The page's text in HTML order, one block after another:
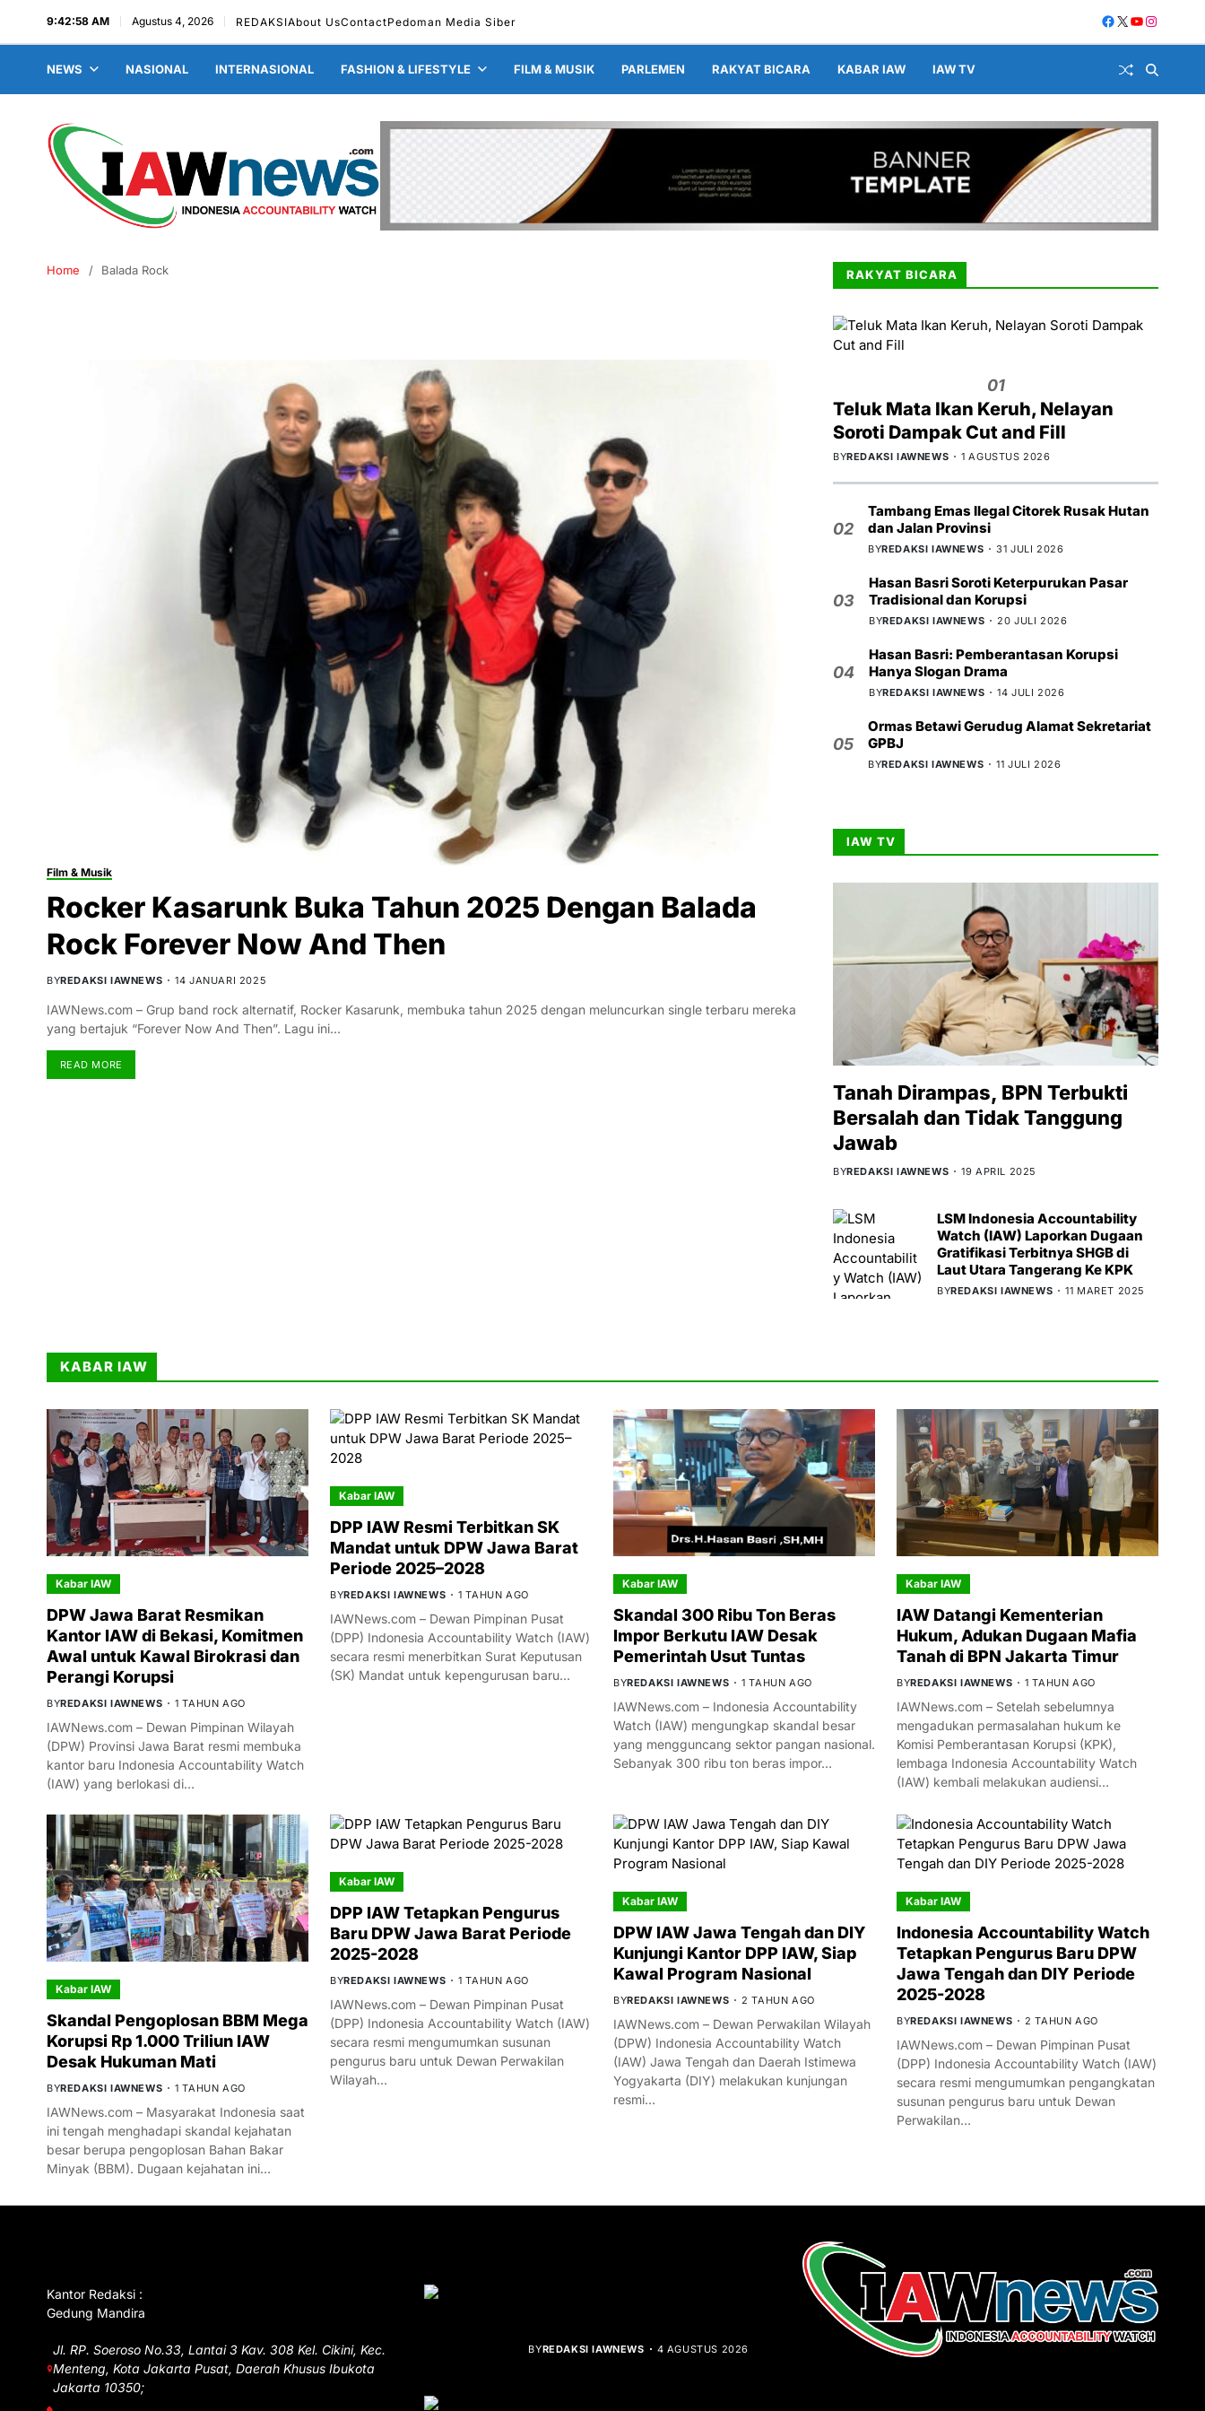
9:42:59 AM Agustus 4, 2026 REDAKSIAbout UsContactPedoman Media Siber
NEWS NASIONAL INTERNASIONAL FASHION & LIFESTYLE FILM & MUSIK PARLEMEN RAKYAT BICARA KABAR IAW IAW TV
Home Balada Rock
Film & Musik
Rocker Kasarunk Buka Tahun 2025 Dengan Balada
Rock Forever Now And Then
BYREDAKSI IAWNEWS 14 JANUARI 2025
IAWNews.com – Grup band rock alternatif, Rocker Kasarunk, membuka tahun 2025 dengan meluncurkan single terbaru mereka
yang bertajuk “Forever Now And Then”. Lagu ini…
READ MORE
RAKYAT BICARA
01
Teluk Mata Ikan Keruh, Nelayan
Soroti Dampak Cut and Fill
BYREDAKSI IAWNEWS 1 AGUSTUS 2026
02
Tambang Emas Ilegal Citorek Rusak Hutan
dan Jalan Provinsi
BYREDAKSI IAWNEWS 31 JULI 2026
03
Hasan Basri Soroti Keterpurukan Pasar
Tradisional dan Korupsi
BYREDAKSI IAWNEWS 20 JULI 2026
04
Hasan Basri: Pemberantasan Korupsi
Hanya Slogan Drama
BYREDAKSI IAWNEWS 14 JULI 2026
05
Ormas Betawi Gerudug Alamat Sekretariat
GPBJ
BYREDAKSI IAWNEWS 11 JULI 2026
IAW TV
Tanah Dirampas, BPN Terbukti
Bersalah dan Tidak Tanggung
Jawab
BYREDAKSI IAWNEWS 19 APRIL 2025
LSM Indonesia Accountability
Watch (IAW) Laporkan Dugaan
Gratifikasi Terbitnya SHGB di
Laut Utara Tangerang Ke KPK
BYREDAKSI IAWNEWS 11 MARET 2025
KABAR IAW
Kabar IAW
DPW Jawa Barat Resmikan
Kantor IAW di Bekasi, Komitmen
Awal untuk Kawal Birokrasi dan
Perangi Korupsi
BYREDAKSI IAWNEWS 1 TAHUN AGO
IAWNews.com – Dewan Pimpinan Wilayah
(DPW) Provinsi Jawa Barat resmi membuka
kantor baru Indonesia Accountability Watch
(IAW) yang berlokasi di…
Kabar IAW
DPP IAW Resmi Terbitkan SK
Mandat untuk DPW Jawa Barat
Periode 2025–2028
BYREDAKSI IAWNEWS 1 TAHUN AGO
IAWNews.com – Dewan Pimpinan Pusat
(DPP) Indonesia Accountability Watch (IAW)
secara resmi menerbitkan Surat Keputusan
(SK) Mandat untuk kepengurusan baru…
Kabar IAW
Skandal 300 Ribu Ton Beras
Impor Berkutu IAW Desak
Pemerintah Usut Tuntas
BYREDAKSI IAWNEWS 1 TAHUN AGO
IAWNews.com – Indonesia Accountability
Watch (IAW) mengungkap skandal besar
yang mengguncang sektor pangan nasional.
Sebanyak 300 ribu ton beras impor…
Kabar IAW
IAW Datangi Kementerian
Hukum, Adukan Dugaan Mafia
Tanah di BPN Jakarta Timur
BYREDAKSI IAWNEWS 1 TAHUN AGO
IAWNews.com – Setelah sebelumnya
mengadukan permasalahan hukum ke
Komisi Pemberantasan Korupsi (KPK),
lembaga Indonesia Accountability Watch
(IAW) kembali melakukan audiensi…
Kabar IAW
Skandal Pengoplosan BBM Mega
Korupsi Rp 1.000 Triliun IAW
Desak Hukuman Mati
BYREDAKSI IAWNEWS 1 TAHUN AGO
IAWNews.com – Masyarakat Indonesia saat
ini tengah menghadapi skandal kejahatan
besar berupa pengoplosan Bahan Bakar
Minyak (BBM). Dugaan kejahatan ini…
Kabar IAW
DPP IAW Tetapkan Pengurus
Baru DPW Jawa Barat Periode
2025-2028
BYREDAKSI IAWNEWS 1 TAHUN AGO
IAWNews.com – Dewan Pimpinan Pusat
(DPP) Indonesia Accountability Watch (IAW)
secara resmi mengumumkan susunan
pengurus baru untuk Dewan Perwakilan
Wilayah…
Kabar IAW
DPW IAW Jawa Tengah dan DIY
Kunjungi Kantor DPP IAW, Siap
Kawal Program Nasional
BYREDAKSI IAWNEWS 2 TAHUN AGO
IAWNews.com – Dewan Perwakilan Wilayah
(DPW) Indonesia Accountability Watch
(IAW) Jawa Tengah dan Daerah Istimewa
Yogyakarta (DIY) melakukan kunjungan
resmi…
Kabar IAW
Indonesia Accountability Watch
Tetapkan Pengurus Baru DPW
Jawa Tengah dan DIY Periode
2025-2028
BYREDAKSI IAWNEWS 2 TAHUN AGO
IAWNews.com – Dewan Pimpinan Pusat
(DPP) Indonesia Accountability Watch (IAW)
secara resmi mengumumkan pengangkatan
susunan pengurus baru untuk Dewan
Perwakilan…
Kantor Redaksi :
Gedung Mandira
Jl. RP. Soeroso No.33, Lantai 3 Kav. 308 Kel. Cikini, Kec.
Menteng, Kota Jakarta Pusat, Daerah Khusus Ibukota
Jakarta 10350;
BYREDAKSI IAWNEWS 4 AGUSTUS 2026